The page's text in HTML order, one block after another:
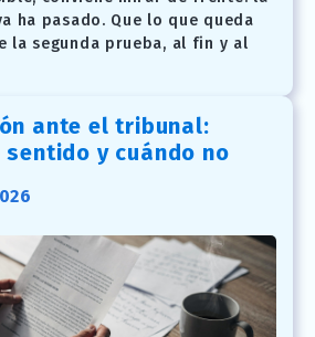
ha pasado. Que lo que queda
la segunda prueba, al fin y al
ante el tribunal:
y cuándo no